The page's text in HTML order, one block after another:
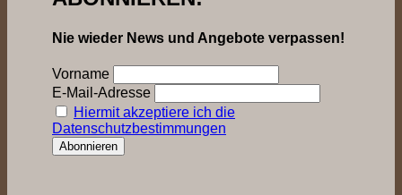
Nie wieder News und Angebote verpassen!
Vorname
E-Mail-Adresse
Hiermit akzeptiere ich die
Datenschutzbestimmungen